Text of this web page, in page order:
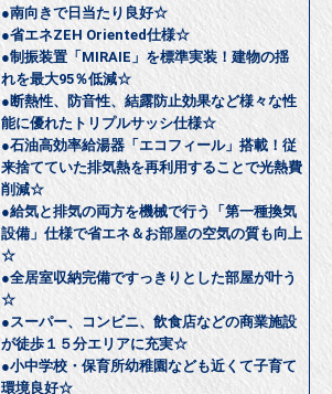
●南向きで日当たり良好☆
●省エネZEH Oriented仕様☆
●制振装置「MIRAIE」を標準実装！建物の揺
れを最大95％低減☆
●断熱性、防音性、結露防止効果など様々な性
能に優れたトリプルサッシ仕様☆
●石油高効率給湯器「エコフィール」搭載！従
来捨てていた排気熱を再利用することで光熱費
削減☆
●給気と排気の両方を機械で行う「第一種換気
設備」仕様で省エネ＆お部屋の空気の質も向上
☆
●全居室収納完備ですっきりとした部屋が叶う
☆
●スーパー、コンビニ、飲食店などの商業施設
が徒歩１５分エリアに充実☆
●小中学校・保育所幼稚園なども近くて子育て
環境良好☆